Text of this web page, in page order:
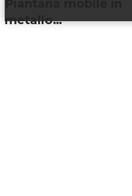
metallo…